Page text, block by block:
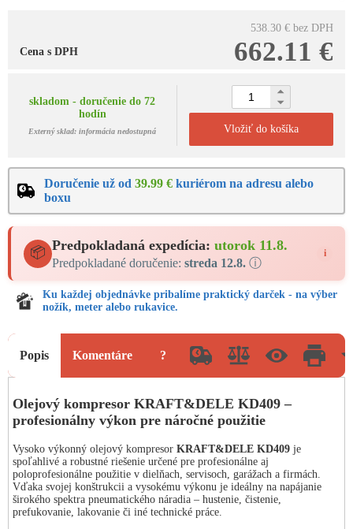
538.30 € bez DPH
662.11 €
Cena s DPH
skladom - doručenie do 72
hodín
Externý sklad: informácia nedostupná Vložiť do košíka
Doručenie už od 39.99 € kuriérom na adresu alebo
boxu
📦 Predpokladaná expedícia: utorok 11.8.
Predpokladané doručenie: streda 12.8. ⓘ
i
Ku každej objednávke pribalíme praktický darček - na výber
nožík, meter alebo rukavice.
Popis Komentáre ?
Olejový kompresor KRAFT&DELE KD409 –
profesionálny výkon pre náročné použitie
Vysoko výkonný olejový kompresor KRAFT&DELE KD409 je
spoľahlivé a robustné riešenie určené pre profesionálne aj
poloprofesionálne použitie v dielňach, servisoch, garážach a firmách.
Vďaka svojej konštrukcii a vysokému výkonu je ideálny na napájanie
širokého spektra pneumatického náradia – hustenie, čistenie,
prefukovanie, lakovanie či iné technické práce.